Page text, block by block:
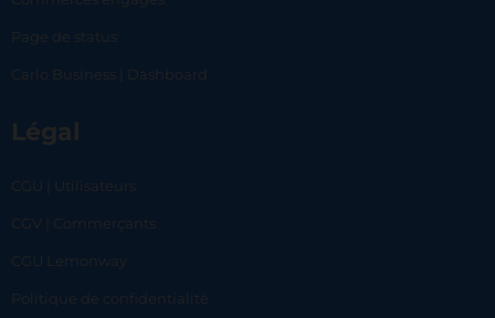
Page de status
Carlo Business | Dashboard
Légal
CGU | Utilisateurs
CGV | Commerçants
CGU Lemonway
Politique de confidentialité